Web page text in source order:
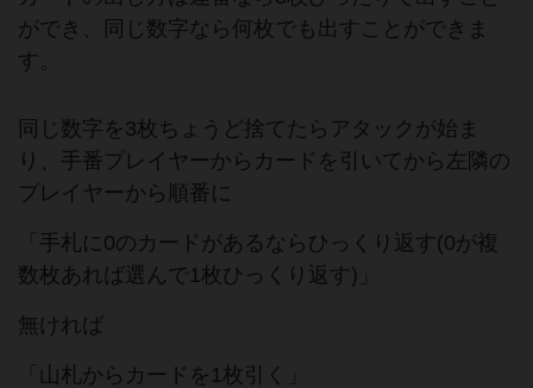
ができ、同じ数字なら何枚でも出すことができま
す。
同じ数字を3枚ちょうど捨てたらアタックが始ま
り、手番プレイヤーからカードを引いてから左隣の
プレイヤーから順番に
「手札に0のカードがあるならひっくり返す(0が複
数枚あれば選んで1枚ひっくり返す)」
無ければ
「山札からカードを1枚引く」